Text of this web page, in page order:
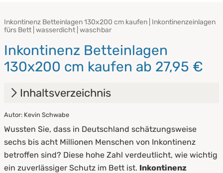
Inkontinenz Betteinlagen 130x200 cm kaufen | Inkontinenzeinlagen
fürs Bett | wasserdicht | waschbar
Inkontinenz Betteinlagen
130x200 cm kaufen ab 27,95 €
Inhaltsverzeichnis
1. Vorteile von Inkontinenz Betteinlagen
2. Tipps für die Pflege
Autor: Kevin Schwabe
Wussten Sie, dass in Deutschland schätzungsweise
sechs bis acht Millionen Menschen von Inkontinenz
betroffen sind? Diese hohe Zahl verdeutlicht, wie wichtig
ein zuverlässiger Schutz im Bett ist. Inkontinenz